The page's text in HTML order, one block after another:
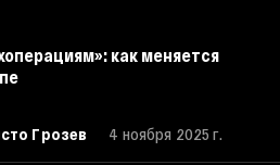
как меняется
Грозев 4 ноября 2025 г.